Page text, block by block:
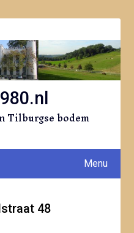
Tilburgse bodem
Menu
48